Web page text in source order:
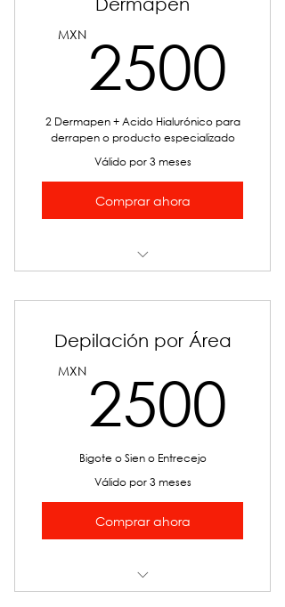
MXN 2500
2 Dermapen + Acido Hialurónico para
derrapen o producto especializado
Válido por 3 meses
Comprar ahora
hidratación
Depilación por Área
MXN 2500
Bigote o Sien o Entrecejo
Válido por 3 meses
Comprar ahora